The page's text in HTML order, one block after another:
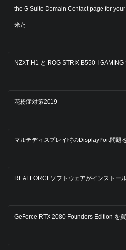
the G Suite Domain Contact page for
来た
NZXT H1 と ROG STRIX B550-I GAMING
花粉症対策2019
マルチディスプレイ時のDisplayPort問題
REALFORCEソフトウェアがインストー
GeForce RTX 2080 Founders Edition を